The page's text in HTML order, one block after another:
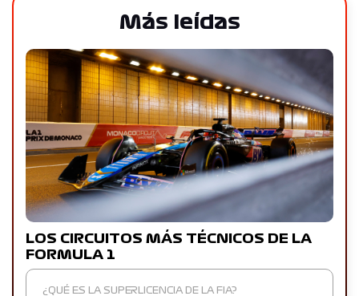
Más leídas
LOS CIRCUITOS MÁS TÉCNICOS DE LA
FORMULA 1
¿QUÉ ES LA SUPERLICENCIA DE LA FIA?